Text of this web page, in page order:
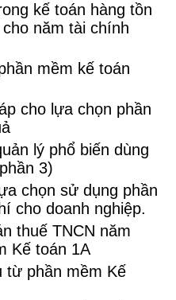
kế toán hàng tồn
năm tài chính
mềm kế toán
cho lựa chọn phần
lý phổ biến dùng
3)
chọn sử dụng phần
cho doanh nghiệp.
thuế TNCN năm
Kế toán 1A
từ phần mềm Kế